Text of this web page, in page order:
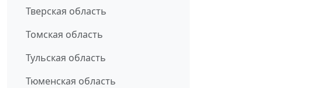
Тверская область
Томская область
Тульская область
Тюменская область